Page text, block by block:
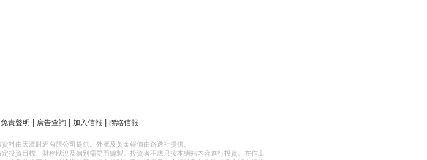
免責聲明 廣告查詢 加入信報 聯絡信報
料由天滙財經有限公司提供。外滙及黃金報價由路透社提供。
投資目標、財務狀況及個別需要而編製。投資者不應只按本網站內容進行投資。在作出